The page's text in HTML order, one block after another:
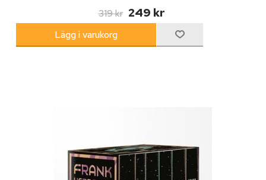
319 kr 249 kr